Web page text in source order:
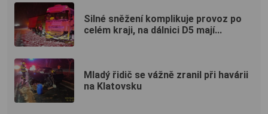
Silné sněžení komplikuje provoz po
celém kraji, na dálnici D5 mají...
Mladý řidič se vážně zranil při havárii
na Klatovsku